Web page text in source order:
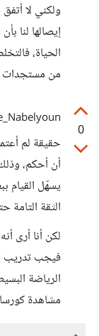
ولكني لا
إيصالها لنا
الحياة،
من مستجدات
0
حقيقة لم
أن أحكم،
يسهّل القيام
الثقة التامة
لكن أنا أرى
فيجب تدريب
الرياضة
مشاهدة